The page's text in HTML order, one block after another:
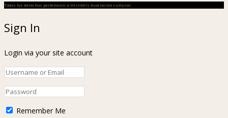
Todos los derechos pertenecen a Hislibris Asociación cultural
Sign In
Login via your site account
Remember Me